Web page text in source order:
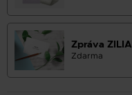
Zpráva ZILIA
Zdarma